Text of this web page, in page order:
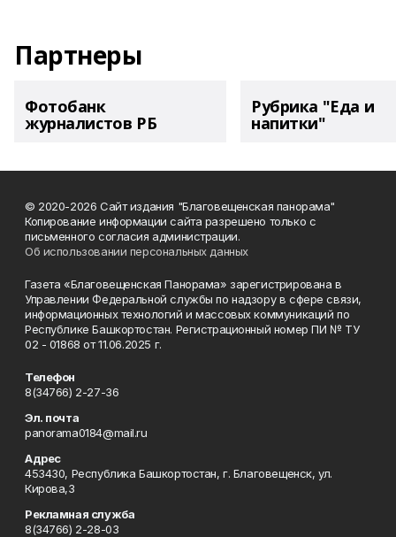
Партнеры
Фотобанк
журналистов РБ
Рубрика "Еда и
напитки"
© 2020-2026 Сайт издания "Благовещенская панорама"
Копирование информации сайта разрешено только с
письменного согласия администрации.
Об использовании персональных данных
Газета «Благовещенская Панорама» зарегистрирована в
Управлении Федеральной службы по надзору в сфере связи,
информационных технологий и массовых коммуникаций по
Республике Башкортостан. Регистрационный номер ПИ № ТУ
02 - 01868 от 11.06.2025 г.
Телефон
8(34766) 2-27-36
Эл. почта
panorama0184@mail.ru
Адрес
453430, Республика Башкортостан, г. Благовещенск, ул.
Кирова,3
Рекламная служба
8(34766) 2-28-03